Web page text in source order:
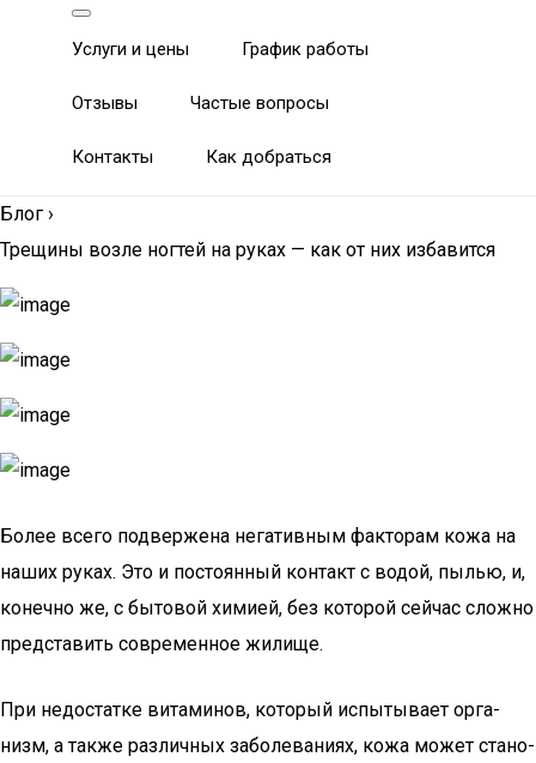
Услуги и цены График работы
Отзывы Частые вопросы
Контакты Как добраться
Блог ›
Трещины возле ногтей на руках — как от них избавится
Более все­го под­вер­же­на нега­тив­ным фак­то­рам кожа на
наших руках. Это и посто­ян­ный кон­такт с водой, пылью, и,
конеч­но же, с быто­вой хими­ей, без кото­рой сей­час слож­но
пред­ста­вить совре­мен­ное жилище.
При недо­стат­ке вита­ми­нов, кото­рый испы­ты­ва­ет орга­
низм, а так­же раз­лич­ных забо­ле­ва­ни­ях, кожа может ста­но­